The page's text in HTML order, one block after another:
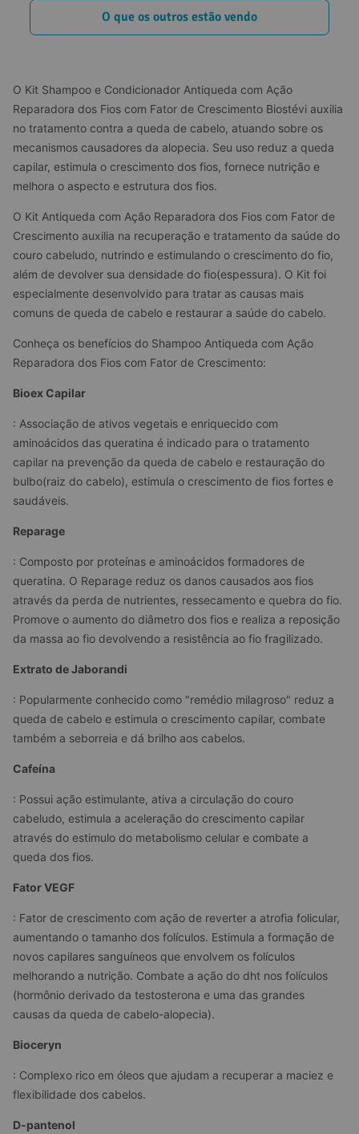
O que os outros estão vendo
O Kit Shampoo e Condicionador Antiqueda com Ação
Reparadora dos Fios com Fator de Crescimento Biostévi auxilia
no tratamento contra a queda de cabelo, atuando sobre os
mecanismos causadores da alopecia. Seu uso reduz a queda
capilar, estimula o crescimento dos fios, fornece nutrição e
melhora o aspecto e estrutura dos fios.
O Kit Antiqueda com Ação Reparadora dos Fios com Fator de
Crescimento auxilia na recuperação e tratamento da saúde do
couro cabeludo, nutrindo e estimulando o crescimento do fio,
além de devolver sua densidade do fio(espessura). O Kit foi
especialmente desenvolvido para tratar as causas mais
comuns de queda de cabelo e restaurar a saúde do cabelo.
Conheça os benefícios do Shampoo Antiqueda com Ação
Reparadora dos Fios com Fator de Crescimento:
Bioex Capilar
: Associação de ativos vegetais e enriquecido com
aminoácidos das queratina é indicado para o tratamento
capilar na prevenção da queda de cabelo e restauração do
bulbo(raiz do cabelo), estimula o crescimento de fios fortes e
saudáveis.
Reparage
: Composto por proteínas e aminoácidos formadores de
queratina. O Reparage reduz os danos causados aos fios
através da perda de nutrientes, ressecamento e quebra do fio.
Promove o aumento do diâmetro dos fios e realiza a reposição
da massa ao fio devolvendo a resistência ao fio fragilizado.
Extrato de Jaborandi
: Popularmente conhecido como "remédio milagroso" reduz a
queda de cabelo e estimula o crescimento capilar, combate
também a seborreia e dá brilho aos cabelos.
Cafeína
: Possui ação estimulante, ativa a circulação do couro
cabeludo, estimula a aceleração do crescimento capilar
através do estimulo do metabolismo celular e combate a
queda dos fios.
Fator VEGF
: Fator de crescimento com ação de reverter a atrofia folicular,
aumentando o tamanho dos folículos. Estimula a formação de
novos capilares sanguíneos que envolvem os folículos
melhorando a nutrição. Combate a ação do dht nos folículos
(hormônio derivado da testosterona e uma das grandes
causas da queda de cabelo-alopecia).
Bioceryn
: Complexo rico em óleos que ajudam a recuperar a maciez e
flexibilidade dos cabelos.
D-pantenol